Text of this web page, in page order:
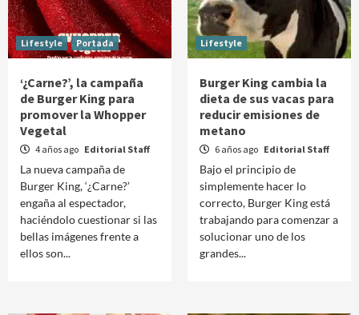
Lifestyle Portada
‘¿Carne?’, la campaña
de Burger King para
promover la Whopper
Vegetal
4 años ago Editorial Staff
La nueva campaña de
Burger King, ‘¿Carne?’
engaña al espectador,
haciéndolo cuestionar si las
bellas imágenes frente a
ellos son...
Lifestyle
Burger King cambia la
dieta de sus vacas para
reducir emisiones de
metano
6 años ago Editorial Staff
Bajo el principio de
simplemente hacer lo
correcto, Burger King está
trabajando para comenzar a
solucionar uno de los
grandes...